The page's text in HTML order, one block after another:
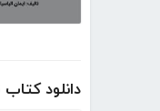
دانلود کتاب